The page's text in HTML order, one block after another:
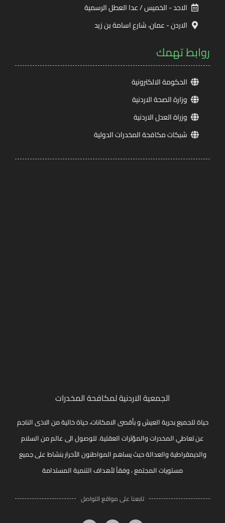
الاحد - الخميس / عدا العطل الرسمية
الاردن - عمان، شارع اسامة بن زيد
روابط تهمك
الحكومة الالكترونية
وزارة الصحة الاردنية
وزراة العدل الاردنية
شبكات مكافحة المخدرات الدولية
الجمعية الاردنية لمكافحة المخدرات
حياة للجميع بحرية العيش و بأقصى الامكانات، حياة خالية من الاذى الناجم
عن تعاطي المخدرات والمؤثرات العقلية. للوصول الى عالم من السلام
والديمقراطية والعدالة حيث يساهم المواطنون الأحرار بنشاط على جميع
مستويات المجتمع ، وفقاً لأهداف التنمية المستدامة
تابعنا على مواقع التواصل